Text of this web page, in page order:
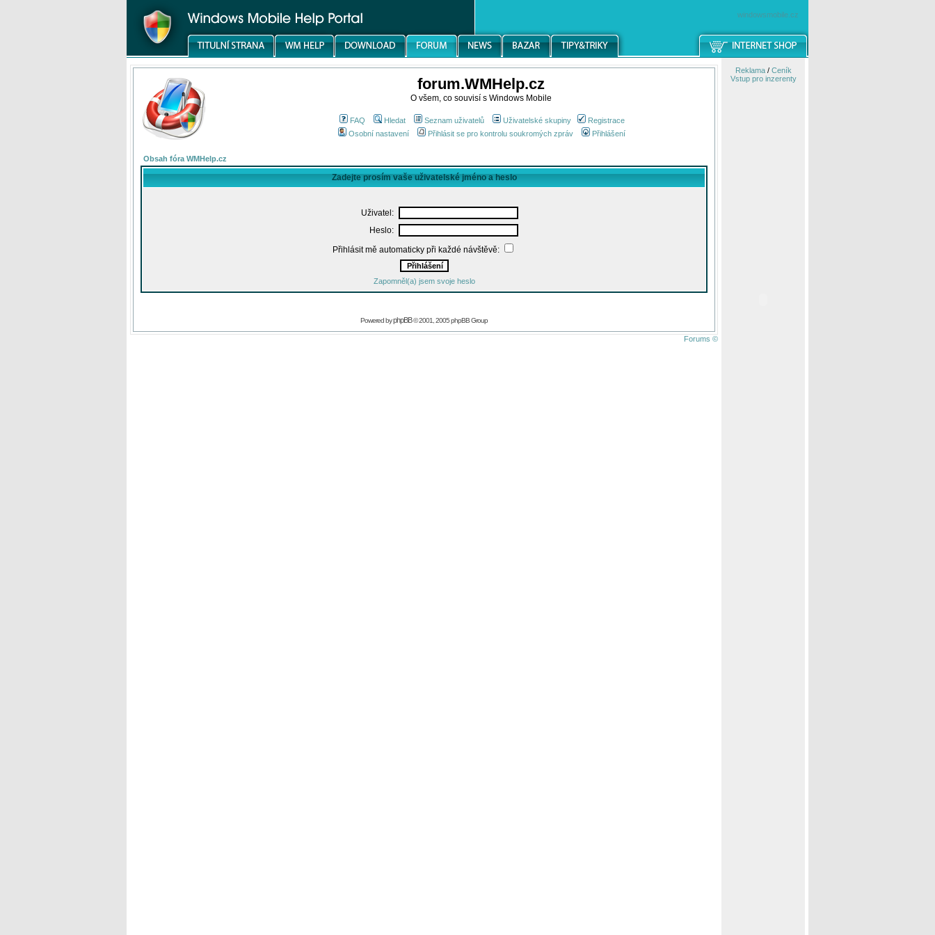
windowsmobile.cz
forum.WMHelp.cz
O všem, co souvisí s Windows Mobile
FAQ Hledat Seznam uživatelů Uživatelské skupiny
Registrace
Osobní nastavení
Přihlásit se pro kontrolu soukromých zpráv Přihlášení
Obsah fóra WMHelp.cz
Zadejte prosím vaše uživatelské jméno a heslo
Uživatel:
Heslo:
Přihlásit mě automaticky při každé návštěvě:
Zapomněl(a) jsem svoje heslo
Powered byphpBB© 2001, 2005 phpBB Group
Forums ©
Reklama/ Ceník
Vstup pro inzerenty